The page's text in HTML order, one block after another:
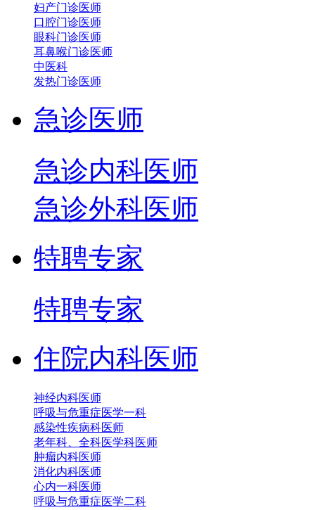
妇产门诊医师
口腔门诊医师
眼科门诊医师
耳鼻喉门诊医师
中医科
发热门诊医师
急诊医师
急诊内科医师
急诊外科医师
特聘专家
特聘专家
住院内科医师
神经内科医师
呼吸与危重症医学一科
感染性疾病科医师
老年科、全科医学科医师
肿瘤内科医师
消化内科医师
心内一科医师
呼吸与危重症医学二科